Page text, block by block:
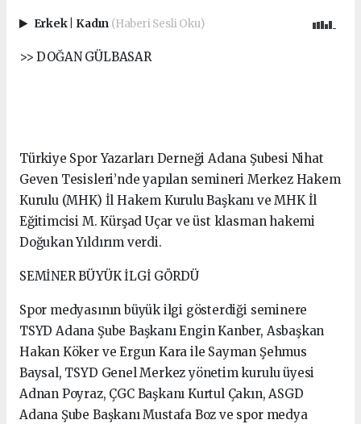
Erkek Kadın (Haberi Sesli Oku)
>> DOĞAN GÜLBASAR
Türkiye Spor Yazarları Derneği Adana Şubesi Nihat
Geven Tesisleri’nde yapılan semineri Merkez Hakem
Kurulu (MHK) İl Hakem Kurulu Başkanı ve MHK İl
Eğitimcisi M. Kürşad Uçar ve üst klasman hakemi
Doğukan Yıldırım verdi.
SEMİNER BÜYÜK İLGİ GÖRDÜ
Spor medyasının büyük ilgi gösterdiği seminere
TSYD Adana Şube Başkanı Engin Kanber, Asbaşkan
Hakan Köker ve Ergun Kara ile Sayman Şehmus
Baysal, TSYD Genel Merkez yönetim kurulu üyesi
Adnan Poyraz, ÇGC Başkanı Kurtul Çakın, ASGD
Adana Şube Başkanı Mustafa Boz ve spor medya